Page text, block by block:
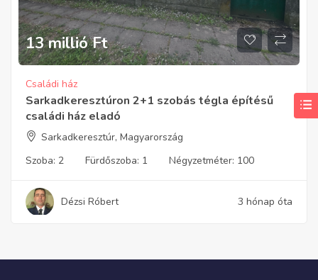
13 millió Ft
Családi ház
Sarkadkeresztúron 2+1 szobás tégla építésű
családi ház eladó
Sarkadkeresztúr, Magyarország
Szoba: 2 Fürdőszoba: 1 Négyzetméter: 100
Dézsi Róbert 3 hónap óta